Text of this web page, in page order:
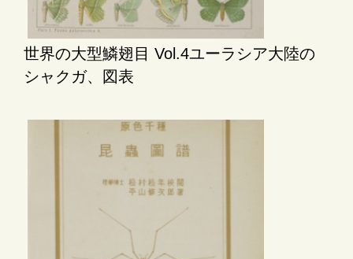
世界の大型鱗翅目 Vol.4ユーラシア大陸の
シャクガ、図表